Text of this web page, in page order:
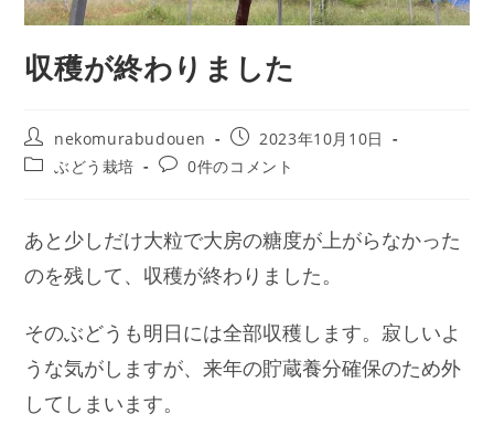
収穫が終わりました
nekomurabudouen
2023年10月10日
ぶどう栽培
0件のコメント
あと少しだけ大粒で大房の糖度が上がらなかった
のを残して、収穫が終わりました。
そのぶどうも明日には全部収穫します。寂しいよ
うな気がしますが、来年の貯蔵養分確保のため外
してしまいます。